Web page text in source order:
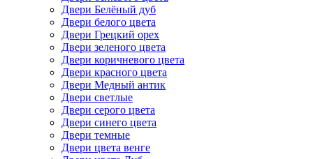
Двери Белёный дуб
Двери белого цвета
Двери Грецкий орех
Двери зеленого цвета
Двери коричневого цвета
Двери красного цвета
Двери Медный антик
Двери светлые
Двери серого цвета
Двери синего цвета
Двери темные
Двери цвета венге